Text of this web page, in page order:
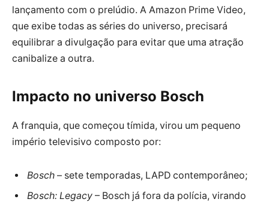
lançamento com o prelúdio. A Amazon Prime Video,
que exibe todas as séries do universo, precisará
equilibrar a divulgação para evitar que uma atração
canibalize a outra.
Impacto no universo Bosch
A franquia, que começou tímida, virou um pequeno
império televisivo composto por:
Bosch – sete temporadas, LAPD contemporâneo;
Bosch: Legacy – Bosch já fora da polícia, virando